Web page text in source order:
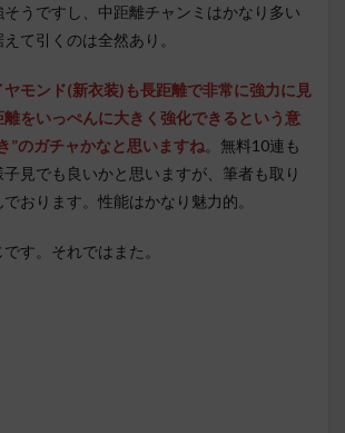
うですし、中距離チャンミはかなり多い
て引くのは全然あり。
モンド(新衣装)も長距離で非常に強力に見
離をいっぺんに大きく強化できるという意
”のガチャかなと思いますね。無料10連も
見でも良いかと思いますが、筆者も取り
おります。性能はかなり魅力的。
す。それではまた。